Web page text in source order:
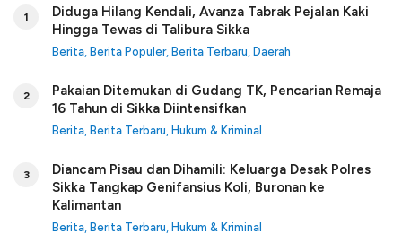
1
Diduga Hilang Kendali, Avanza Tabrak Pejalan Kaki
Hingga Tewas di Talibura Sikka
Berita Berita Populer, Berita Terbaru Daerah
2
Pakaian Ditemukan di Gudang TK, Pencarian Remaja
16 Tahun di Sikka Diintensifkan
Berita Berita Terbaru Hukum & Kriminal
3
Diancam Pisau dan Dihamili: Keluarga Desak Polres
Sikka Tangkap Genifansius Koli, Buronan ke
Kalimantan
Berita Berita Terbaru Hukum & Kriminal